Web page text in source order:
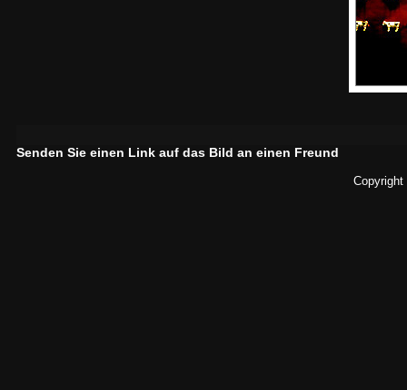
Senden Sie einen Link auf das Bild an einen Freund